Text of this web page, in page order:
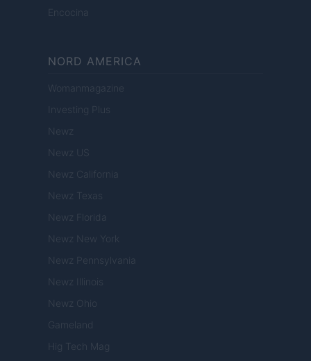
Encocina
NORD AMERICA
Womanmagazine
Investing Plus
Newz
Newz US
Newz California
Newz Texas
Newz Florida
Newz New York
Newz Pennsylvania
Newz Illinois
Newz Ohio
Gameland
Hig Tech Mag